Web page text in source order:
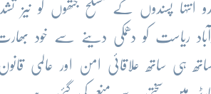
ہندو انتہا پسندوں کے مسلح جتھوں کو
ریاست کو دھمکی دینے سے خود
ہی ساتھ علاقائی امن اور عالمی قانون